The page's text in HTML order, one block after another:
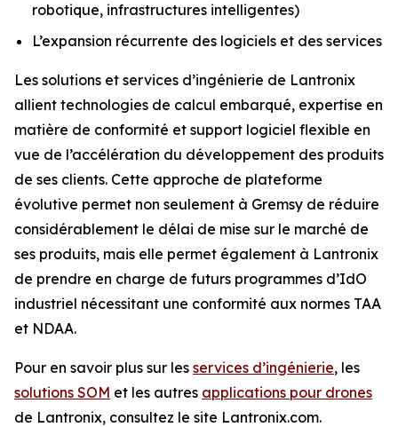
robotique, infrastructures intelligentes)
L’expansion récurrente des logiciels et des services
Les solutions et services d’ingénierie de Lantronix
allient technologies de calcul embarqué, expertise en
matière de conformité et support logiciel flexible en
vue de l’accélération du développement des produits
de ses clients. Cette approche de plateforme
évolutive permet non seulement à Gremsy de réduire
considérablement le délai de mise sur le marché de
ses produits, mais elle permet également à Lantronix
de prendre en charge de futurs programmes d’IdO
industriel nécessitant une conformité aux normes TAA
et NDAA.
Pour en savoir plus sur les services d’ingénierie, les
solutions SOM et les autres applications pour drones
de Lantronix, consultez le site Lantronix.com.